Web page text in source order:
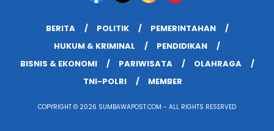
BERITA POLITIK
PEMERINTAHAN
HUKUM & KRIMINAL
PENDIDIKAN
BISNIS & EKONOMI
PARIWISATA
OLAHRAGA
TNI-POLRI
MEMBER
COPYRIGHT © 2026 SUMBAWAPOST.COM - ALL RIGHTS RESERVED